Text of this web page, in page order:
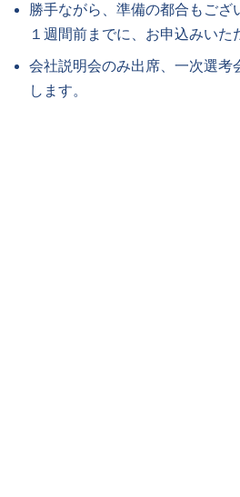
勝手ながら、準備の都合もござ
１週間前までに、お申込みいた
会社説明会のみ出席、一次選考
します。